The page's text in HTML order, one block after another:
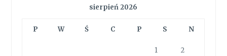
sierpień 2026
P W Ś C P S N
1 2